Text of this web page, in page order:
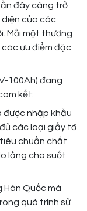
đây càng trở
diện của các
Mỗi một thương
các ưu điểm đặc
100Ah) đang
kết:
nhập khẩu
các loại giấy tờ
chuẩn chất
lắng cho suốt
Quốc mà
quá trình sử